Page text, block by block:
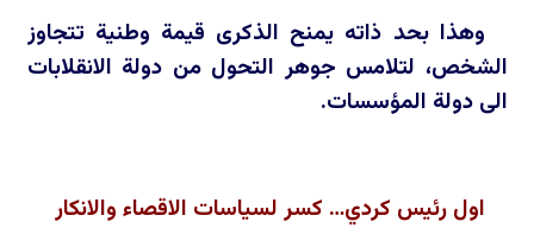
وهذا بحد ذاته يمنح الذكرى قيمة وطنية تتجاوز
الشخص، لتلامس جوهر التحول من دولة الانقلابات
الى دولة المؤسسات.
اول رئيس كردي… كسر لسياسات الاقصاء والانكار